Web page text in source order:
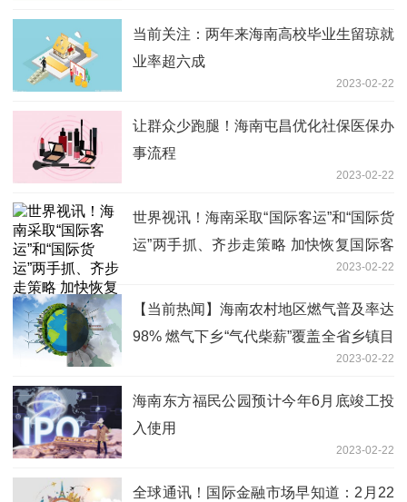
当前关注：两年来海南高校毕业生留琼就
业率超六成
2023-02-22
让群众少跑腿！海南屯昌优化社保医保办
事流程
2023-02-22
世界视讯！海南采取“国际客运”和“国际货
运”两手抓、齐步走策略 加快恢复国际客
2023-02-22
【当前热闻】海南农村地区燃气普及率达
98% 燃气下乡“气代柴薪”覆盖全省乡镇目
2023-02-22
海南东方福民公园预计今年6月底竣工投
入使用
2023-02-22
全球通讯！国际金融市场早知道：2月22